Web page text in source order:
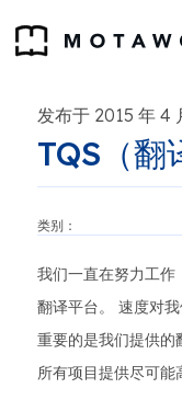
发布于 2015 年 4
TQS（翻
类别：
我们一直在努力工
翻译平台。 速度对
重要的是我们提供的
所有项目提供尽可能